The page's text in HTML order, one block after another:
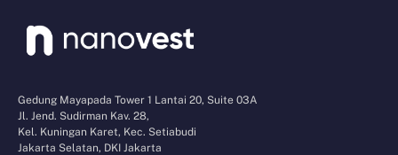
Gedung Mayapada Tower 1 Lantai 20, Suite 03A
Jl. Jend. Sudirman Kav. 28,
Kel. Kuningan Karet, Kec. Setiabudi
Jakarta Selatan, DKI Jakarta